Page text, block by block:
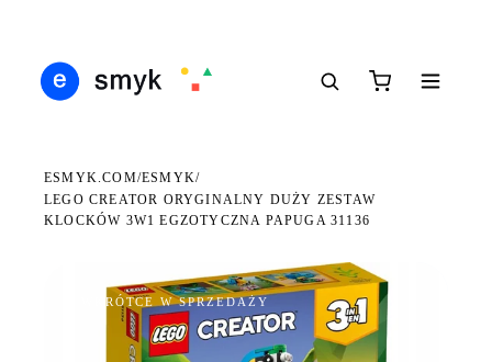
ESMYK.COM/ESMYK/
LEGO CREATOR ORYGINALNY DUŻY ZESTAW
KLOCKÓW 3W1 EGZOTYCZNA PAPUGA 31136
WKRÓTCE W SPRZEDAŻY